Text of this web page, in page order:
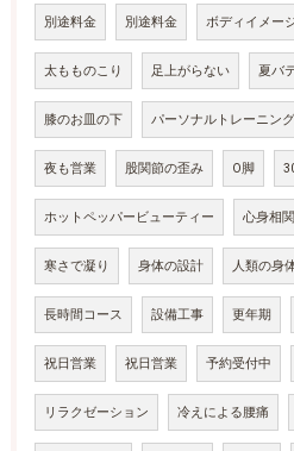
別途料金 別途料金 ボディイメー
太もものこり 足上がらない 夏バ
膝のお皿の下 パーソナルトレーニング
夜も営業 股関節の歪み O脚
ホットペッパービューティー 心身相関
寒さで凝り 身体の設計 人類の身
長時間コース 設備工事 更年期
祝日営業 祝日営業 予約受付中
リラクゼーション 冷えによる腰痛